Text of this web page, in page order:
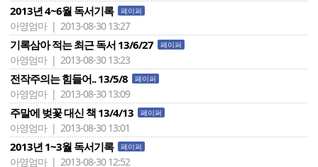
2013년 4~6월 독서기록 페이퍼
아영엄마 | 2013-08-30 13:27
기록삼아 적는 최근 독서 13/6/27 페이퍼
아영엄마 | 2013-08-30 13:23
전작주의는 힘들어.. 13/5/8 페이퍼
아영엄마 | 2013-08-30 13:09
주말에 벚꽃 대신 책 13/4/13 페이퍼
아영엄마 | 2013-08-30 13:01
2013년 1~3월 독서기록 페이퍼
아영엄마 | 2013-08-30 12:52